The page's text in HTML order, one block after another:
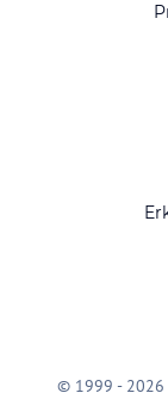
© 1999 - 2026